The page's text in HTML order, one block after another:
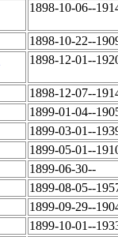
1898-10-06--
1898-10-22--
1898-12-01--
1898-12-07--
1899-01-04--
1899-03-01--
1899-05-01--
1899-06-30--
1899-08-05--
1899-09-29--
1899-10-01--